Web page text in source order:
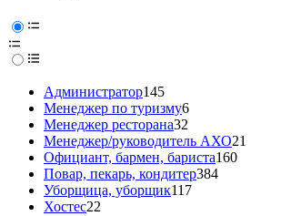
Администратор145
Менеджер по туризму6
Менеджер ресторана32
Менеджер/руководитель АХО21
Официант, бармен, бариста160
Повар, пекарь, кондитер384
Уборщица, уборщик117
Хостес22